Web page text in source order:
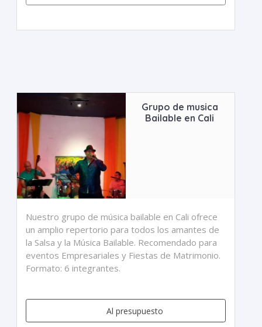
Grupo de musica
Bailable en Cali
Nuestro grupo de música bailable en Cali ofrece
un amplio repertorio para todos los amantes de
la Salsa y la Música Bailable. Recomendado para
eventos Empresariales y Fiestas de Matrimonio.
Formato: 6 integrantes.
Al presupuesto